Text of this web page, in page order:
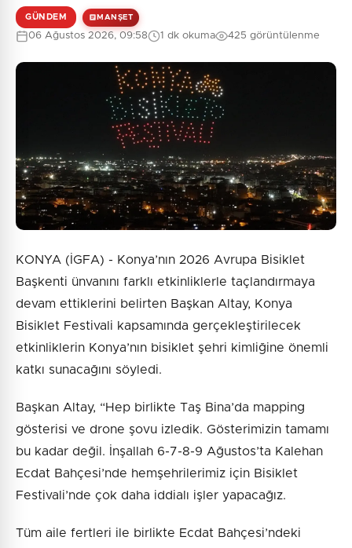
Güvenlik Sorusu:
1 + 5 = ?
Gönder
GÜNDEM MANŞET
06 Ağustos 2026, 09:58 1 dk okuma 425 görüntülenme
KONYA (İGFA) - Konya’nın 2026 Avrupa Bisiklet
Başkenti ünvanını farklı etkinliklerle taçlandırmaya
devam ettiklerini belirten Başkan Altay, Konya
Bisiklet Festivali kapsamında gerçekleştirilecek
etkinliklerin Konya’nın bisiklet şehri kimliğine önemli
katkı sunacağını söyledi.
Başkan Altay, “Hep birlikte Taş Bina’da mapping
gösterisi ve drone şovu izledik. Gösterimizin tamamı
bu kadar değil. İnşallah 6-7-8-9 Ağustos’ta Kalehan
Ecdat Bahçesi’nde hemşehrilerimiz için Bisiklet
Festivali’nde çok daha iddialı işler yapacağız.
Tüm aile fertleri ile birlikte Ecdat Bahçesi’ndeki